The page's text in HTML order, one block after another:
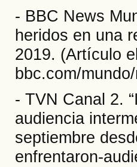
- BBC News
heridos en una
2019. (Artículo
bbc.com/
- TVN Canal 2.
audiencia
septiembre
enfrentaron-